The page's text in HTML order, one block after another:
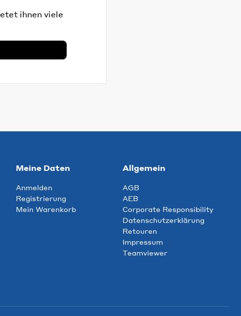
ihnen viele
Meine Daten
Anmelden
Registrierung
Mein Warenkorb
Allgemein
AGB
AEB
Corporate Responsibility
Datenschutzerklärung
Retouren
Impressum
Teamviewer